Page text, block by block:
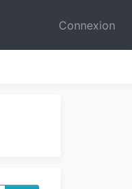
Connexion